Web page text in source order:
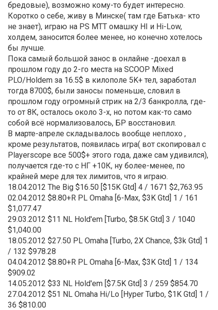
бредовые), возможно кому-то будет интересно.
Коротко о себе, живу в Минске( там где Батька- кто
не знает), играю на PS МТТ омашку HI и Hi-Low,
холдем, заносится более менее, но конечно хотелось
бы лучше.
Пока самый большой занос в онлайне -доехал в
прошлом году до 2-го места на SCOOP Mixed
PLO/Holdem за 16.5$ в килополе 5K+ тел, заработал
тогда 8700$, были заносы поменьше, словил в
прошлом году огромный стрик на 2/3 банкролла, где-
то от 8К, осталось около 3-х, но потом как-то само
собой всё нормализовалось, БР восстановил.
В марте-апреле складывалось вообще неплохо ,
кроме результатов, появилась игра( вот скопировал с
Playerscope все 500$+ этого года, даже сам удивился),
получается где-то с НГ +10К, ну более-менее, по
крайней мере для тех лимитов, что я играю.
18.04.2012 The Big $16.50 [$15K Gtd] 4 / 1671 $2,763.95
02.04.2012 $8.80+R PL Omaha [6-Max, $3K Gtd] 1 / 161
$1,077.47
29.03.2012 $11 NL Hold'em [Turbo, $8.5K Gtd] 3 / 1040
$1,040.00
18.05.2012 $27.50 PL Omaha [Turbo, 2X Chance, $3k Gtd] 1
/ 132 $978.28
04.04.2012 $8.80+R PL Omaha [6-Max, $3K Gtd] 1 / 134
$909.02
14.05.2012 $33 NL Hold'em [$7.5K Gtd] 3 / 259 $854.70
27.04.2012 $51 NL Omaha Hi/Lo [Hyper Turbo, $1K Gtd] 1 /
36 $810.00